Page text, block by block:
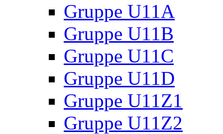
Gruppe U11A
Gruppe U11B
Gruppe U11C
Gruppe U11D
Gruppe U11Z1
Gruppe U11Z2